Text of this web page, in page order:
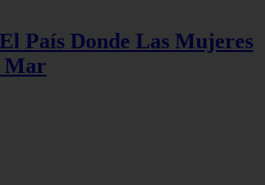
País Donde Las Mujeres
Mar